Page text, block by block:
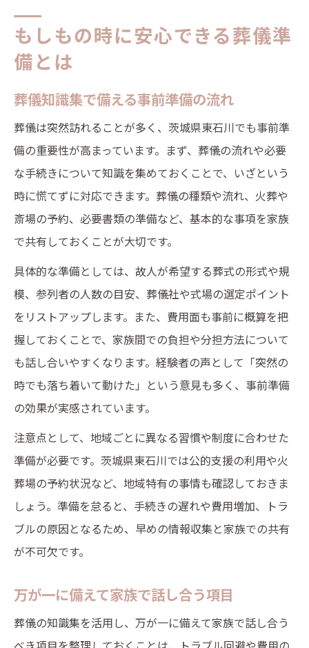
もしもの時に安心できる葬儀準
備とは
葬儀知識集で備える事前準備の流れ
葬儀は突然訪れることが多く、茨城県東石川でも事前準
備の重要性が高まっています。まず、葬儀の流れや必要
な手続きについて知識を集めておくことで、いざという
時に慌てずに対応できます。葬儀の種類や流れ、火葬や
斎場の予約、必要書類の準備など、基本的な事項を家族
で共有しておくことが大切です。
具体的な準備としては、故人が希望する葬式の形式や規
模、参列者の人数の目安、葬儀社や式場の選定ポイント
をリストアップします。また、費用面も事前に概算を把
握しておくことで、家族間での負担や分担方法について
も話し合いやすくなります。経験者の声として「突然の
時でも落ち着いて動けた」という意見も多く、事前準備
の効果が実感されています。
注意点として、地域ごとに異なる習慣や制度に合わせた
準備が必要です。茨城県東石川では公的支援の利用や火
葬場の予約状況など、地域特有の事情も確認しておきま
しょう。準備を怠ると、手続きの遅れや費用増加、トラ
ブルの原因となるため、早めの情報収集と家族での共有
が不可欠です。
万が一に備えて家族で話し合う項目
葬儀の知識集を活用し、万が一に備えて家族で話し合う